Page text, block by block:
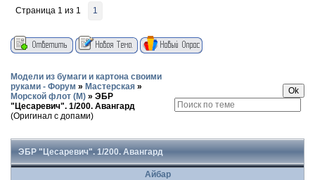
Страница 1 из 1 1
Модели из бумаги и картона своими
руками - Форум » Мастерская »
Морской флот (М) » ЭБР
"Цесаревич". 1/200. Авангард
(Оригинал с допами)
ЭБР "Цесаревич". 1/200. Авангард
Айбар